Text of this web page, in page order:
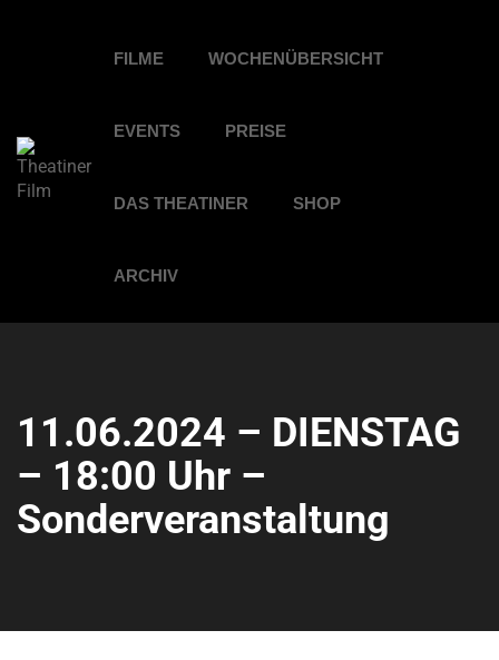
FILME WOCHENÜBERSICHT
EVENTS PREISE
DAS THEATINER SHOP
ARCHIV
11.06.2024 – DIENSTAG
– 18:00 Uhr –
Sonderveranstaltung